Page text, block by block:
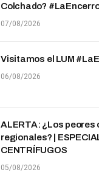
Colchado?
07/08/2026
Visitamos el LUM
06/08/2026
ALERTA: ¿Los
regionales? |
CENTRÍFUGOS
05/08/2026